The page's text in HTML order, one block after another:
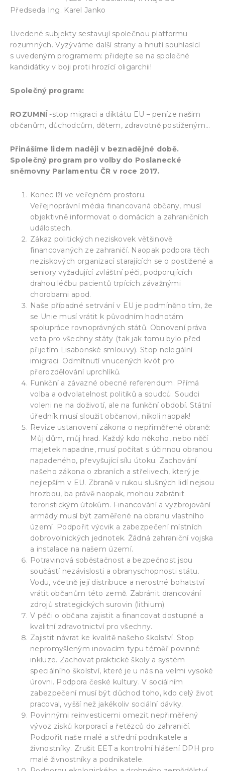
Předseda Ing. Karel Janko
Uvedené subjekty sestavují společnou platformu
rozumných. Vyzýváme další strany a hnutí souhlasící
s uvedeným programem: přidejte se na společné
kandidátky v boji proti hrozící oligarchii!
Společný program:
ROZUMNÍ -stop migraci a diktátu EU – peníze našim
občanům, důchodcům, dětem, zdravotně postiženým…
Přinášíme lidem naději v beznadějné době.
Společný program pro volby do Poslanecké
sněmovny Parlamentu ČR v roce 2017.
Konec lží ve veřejném prostoru.
Veřejnoprávní média financovaná občany, musí
objektivně informovat o domácích a zahraničních
událostech.
Zákaz politických neziskovek většinově
financovaných ze zahraničí. Naopak podpora těch
neziskových organizací starajících se o postižené a
seniory vyžadující zvláštní péči, podporujících
drahou léčbu pacientů trpících závažnými
chorobami apod.
Naše případné setrvání v EU je podmíněno tím, že
se Unie musí vrátit k původním hodnotám
spolupráce rovnoprávných států. Obnovení práva
veta pro všechny státy (tak jak tomu bylo před
přijetím Lisabonské smlouvy). Stop nelegální
imigraci. Odmítnutí vnucených kvót pro
přerozdělování uprchlíků.
Funkční a závazné obecné referendum. Přímá
volba a odvolatelnost politiků a soudců. Soudci
voleni ne na doživotí, ale na funkční období. Státní
úředník musí sloužit občanovi, nikoli naopak!
Revize ustanovení zákona o nepřiměřené obraně:
Můj dům, můj hrad. Každý kdo někoho, nebo něčí
majetek napadne, musí počítat s účinnou obranou
napadeného, převyšující sílu útoku. Zachování
našeho zákona o zbraních a střelivech, který je
nejlepším v EU. Zbraně v rukou slušných lidí nejsou
hrozbou, ba právě naopak, mohou zabránit
teroristickým útokům. Financování a vyzbrojování
armády musí být zaměřené na obranu vlastního
území. Podpořit výcvik a zabezpečení místních
dobrovolnických jednotek. Žádná zahraniční vojska
a instalace na našem území.
Potravinová soběstačnost a bezpečnost jsou
součástí nezávislosti a obranyschopnosti státu.
Vodu, včetně její distribuce a nerostné bohatství
vrátit občanům této země. Zabránit drancování
zdrojů strategických surovin (lithium).
V péči o občana zajistit a financovat dostupné a
kvalitní zdravotnictví pro všechny.
Zajistit návrat ke kvalitě našeho školství. Stop
nepromyšleným inovacím typu téměř povinné
inkluze. Zachovat praktické školy a systém
speciálního školství, které je u nás na velmi vysoké
úrovni. Podpora české kultury. V sociálním
zabezpečení musí být důchod toho, kdo celý život
pracoval, vyšší než jakékoliv sociální dávky.
Povinnými reinvesticemi omezit nepřiměřený
vývoz zisků korporací a řetězců do zahraničí.
Podpořit naše malé a střední podnikatele a
živnostníky. Zrušit EET a kontrolní hlášení DPH pro
malé živnostníky a podnikatele.